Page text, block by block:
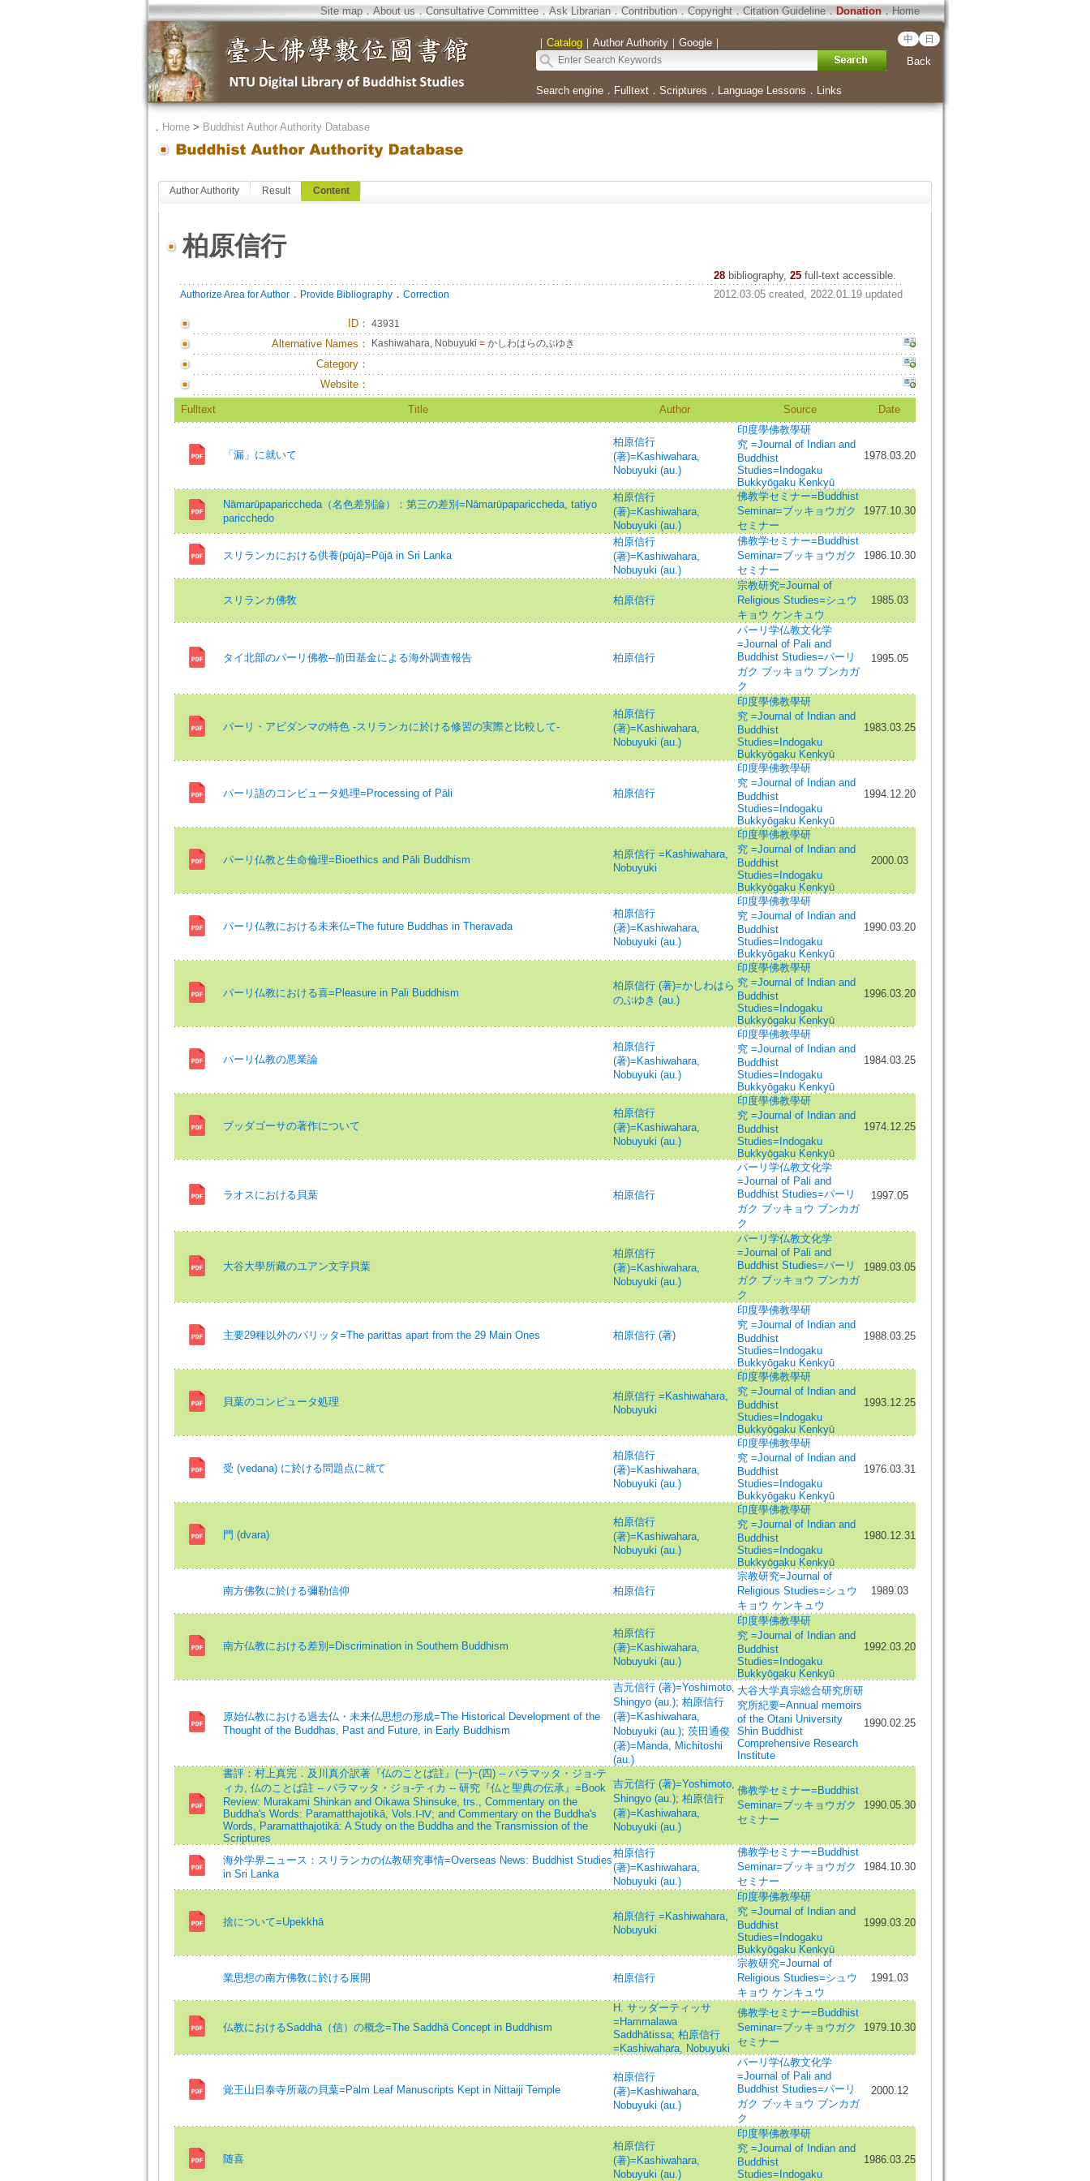
Site map．About us．Consultative Committee．Ask Librarian．Contribution．Copyright．Citation Guideline．Donation．Home
｜ Catalog｜ Author Authority｜ Google｜ 中 日
Back
Search engine． Fulltext． Scriptures ． Language Lessons ． Links
． Home> Buddhist Author Authority Database
Author Authority Result Content
柏原信行
28 bibliography, 25full-text accessible.
Authorize Area for Author． Provide Bibliography． Correction 2012.03.05 created, 2022.01.19 updated
ID： 43931
Alternative Names： Kashiwahara, Nobuyuki =かしわはらのぶゆき
Category：
Website：
Fulltext Title Author Source Date
「漏」に就いて
柏原信行
(著)=Kashiwahara,
Nobuyuki (au.)
印度學佛教學研
究 =Journal of Indian and
Buddhist
Studies=Indogaku
Bukkyōgaku Kenkyū
1978.03.20
Nāmarūpapariccheda（名色差別論）：第三の差別=Nāmarūpapariccheda, tatiyo
paricchedo
柏原信行
(著)=Kashiwahara,
Nobuyuki (au.)
佛教学セミナー=Buddhist
Seminar=ブッキョウガク
セミナー
1977.10.30
スリランカにおける供養(pūjā)=Pūjā in Sri Lanka
柏原信行
(著)=Kashiwahara,
Nobuyuki (au.)
佛教学セミナー=Buddhist
Seminar=ブッキョウガク
セミナー
1986.10.30
スリランカ佛敎 柏原信行
宗教研究=Journal of
Religious Studies=シュウ
キョウ ケンキュウ
1985.03
タイ北部のパーリ佛教--前田基金による海外調查報告 柏原信行
パーリ学仏教文化学
=Journal of Pali and
Buddhist Studies=パーリ
ガク ブッキョウ ブンカガ
ク
1995.05
パーリ・アビダンマの特色 -スリランカに於ける修習の実際と比較して-
柏原信行
(著)=Kashiwahara,
Nobuyuki (au.)
印度學佛教學研
究 =Journal of Indian and
Buddhist
Studies=Indogaku
Bukkyōgaku Kenkyū
1983.03.25
パーリ語のコンピュータ処理=Processing of Pāli 柏原信行
印度學佛教學研
究 =Journal of Indian and
Buddhist
Studies=Indogaku
Bukkyōgaku Kenkyū
1994.12.20
パーリ仏教と生命倫理=Bioethics and Pāli Buddhism
柏原信行 =Kashiwahara,
Nobuyuki
印度學佛教學研
究 =Journal of Indian and
Buddhist
Studies=Indogaku
Bukkyōgaku Kenkyū
2000.03
パーリ仏教における未来仏=The future Buddhas in Theravada
柏原信行
(著)=Kashiwahara,
Nobuyuki (au.)
印度學佛教學研
究 =Journal of Indian and
Buddhist
Studies=Indogaku
Bukkyōgaku Kenkyū
1990.03.20
パーリ仏教における喜=Pleasure in Pali Buddhism
柏原信行 (著)=かしわはら
のぶゆき (au.)
印度學佛教學研
究 =Journal of Indian and
Buddhist
Studies=Indogaku
Bukkyōgaku Kenkyū
1996.03.20
パーリ仏教の悪業論
柏原信行
(著)=Kashiwahara,
Nobuyuki (au.)
印度學佛教學研
究 =Journal of Indian and
Buddhist
Studies=Indogaku
Bukkyōgaku Kenkyū
1984.03.25
ブッダゴーサの著作について
柏原信行
(著)=Kashiwahara,
Nobuyuki (au.)
印度學佛教學研
究 =Journal of Indian and
Buddhist
Studies=Indogaku
Bukkyōgaku Kenkyū
1974.12.25
ラオスにおける貝葉 柏原信行
パーリ学仏教文化学
=Journal of Pali and
Buddhist Studies=パーリ
ガク ブッキョウ ブンカガ
ク
1997.05
大谷大學所藏のユアン文字貝葉
柏原信行
(著)=Kashiwahara,
Nobuyuki (au.)
パーリ学仏教文化学
=Journal of Pali and
Buddhist Studies=パーリ
ガク ブッキョウ ブンカガ
ク
1989.03.05
主要29種以外のパリッタ=The parittas apart from the 29 Main Ones 柏原信行 (著)
印度學佛教學研
究 =Journal of Indian and
Buddhist
Studies=Indogaku
Bukkyōgaku Kenkyū
1988.03.25
貝葉のコンピュータ処理
柏原信行 =Kashiwahara,
Nobuyuki
印度學佛教學研
究 =Journal of Indian and
Buddhist
Studies=Indogaku
Bukkyōgaku Kenkyū
1993.12.25
受 (vedana) に於ける問題点に就て
柏原信行
(著)=Kashiwahara,
Nobuyuki (au.)
印度學佛教學研
究 =Journal of Indian and
Buddhist
Studies=Indogaku
Bukkyōgaku Kenkyū
1976.03.31
門 (dvara)
柏原信行
(著)=Kashiwahara,
Nobuyuki (au.)
印度學佛教學研
究 =Journal of Indian and
Buddhist
Studies=Indogaku
Bukkyōgaku Kenkyū
1980.12.31
南方佛敎に於ける彌勒信仰 柏原信行
宗教研究=Journal of
Religious Studies=シュウ
キョウ ケンキュウ
1989.03
南方仏教における差別=Discrimination in Southern Buddhism
柏原信行
(著)=Kashiwahara,
Nobuyuki (au.)
印度學佛教學研
究 =Journal of Indian and
Buddhist
Studies=Indogaku
Bukkyōgaku Kenkyū
1992.03.20
原始仏教における過去仏・未来仏思想の形成=The Historical Development of the
Thought of the Buddhas, Past and Future, in Early Buddhism
吉元信行 (著)=Yoshimoto,
Shingyo (au.); 柏原信行
(著)=Kashiwahara,
Nobuyuki (au.); 茨田通俊
(著)=Manda, Michitoshi
(au.)
大谷大学真宗総合研究所研
究所紀要=Annual memoirs
of the Otani University
Shin Buddhist
Comprehensive Research
Institute
1990.02.25
書評：村上真完．及川真介訳著『仏のことば註』(一)~(四) -- パラマッタ・ジョ-テ
ィカ, 仏のことば註 -- パラマッタ・ジョ-ティカ -- 研究『仏と聖典の伝承』=Book
Review: Murakami Shinkan and Oikawa Shinsuke, trs., Commentary on the
Buddha's Words: Paramatthajotikā, Vols.Ⅰ-Ⅳ; and Commentary on the Buddha's
Words, Paramatthajotikā: A Study on the Buddha and the Transmission of the
Scriptures
吉元信行 (著)=Yoshimoto,
Shingyo (au.); 柏原信行
(著)=Kashiwahara,
Nobuyuki (au.)
佛教学セミナー=Buddhist
Seminar=ブッキョウガク
セミナー
1990.05.30
海外学界ニュース：スリランカの仏教研究事情=Overseas News: Buddhist Studies
in Sri Lanka
柏原信行
(著)=Kashiwahara,
Nobuyuki (au.)
佛教学セミナー=Buddhist
Seminar=ブッキョウガク
セミナー
1984.10.30
捨について=Upekkhā
柏原信行 =Kashiwahara,
Nobuyuki
印度學佛教學研
究 =Journal of Indian and
Buddhist
Studies=Indogaku
Bukkyōgaku Kenkyū
1999.03.20
業思想の南方佛敎に於ける展開 柏原信行
宗教研究=Journal of
Religious Studies=シュウ
キョウ ケンキュウ
1991.03
仏教におけるSaddhā（信）の概念=The Saddhā Concept in Buddhism
H. サッダーティッサ
=Hammalawa
Saddhātissa; 柏原信行
=Kashiwahara, Nobuyuki
佛教学セミナー=Buddhist
Seminar=ブッキョウガク
セミナー
1979.10.30
覚王山日泰寺所蔵の貝葉=Palm Leaf Manuscripts Kept in Nittaiji Temple
柏原信行
(著)=Kashiwahara,
Nobuyuki (au.)
パーリ学仏教文化学
=Journal of Pali and
Buddhist Studies=パーリ
ガク ブッキョウ ブンカガ
ク
2000.12
随喜
柏原信行
(著)=Kashiwahara,
Nobuyuki (au.)
印度學佛教學研
究 =Journal of Indian and
Buddhist
Studies=Indogaku
1986.03.25